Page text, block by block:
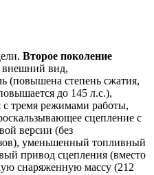
Второе поколение
внешний вид,
(повышена степень сжатия,
до 145 л.с.),
с тремя режимами работы,
сцепление с
версии (без
уменьшенный топливный
привод сцепления (вместо
снаряженную массу (212